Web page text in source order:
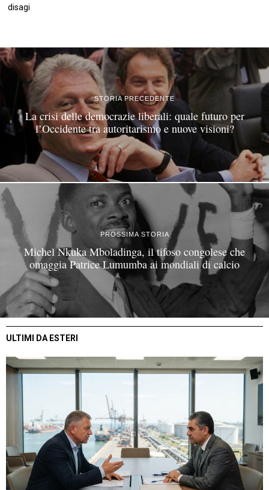
disagi
STORIA PRECEDENTE
La crisi delle democrazie liberali: quale futuro per
l’Occidente tra autoritarismo e nuove visioni?
PROSSIMA STORIA
Michel Nkuka Mboladinga, il tifoso congolese che
omaggia Patrice Lumumba ai mondiali di calcio
ULTIMI DA ESTERI